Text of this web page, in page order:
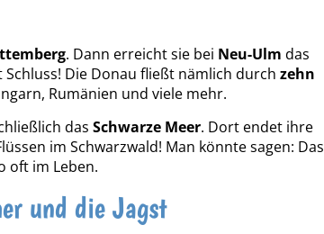
. Dann erreicht sie bei Neu-Ulm das
Die Donau fließt nämlich durch zehn
Rumänien und viele mehr.
das Schwarze Meer. Dort endet ihre
im Schwarzwald! Man könnte sagen: Das
oft im Leben.
und die Jagst